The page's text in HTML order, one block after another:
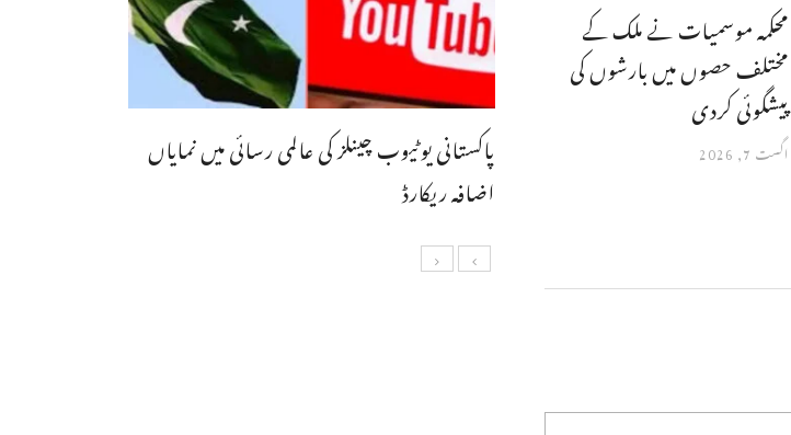
محکمہ موسمیات نے ملک کے
مختلف حصوں میں بارشوں کی
پیشگوئی کردی
اگست 7, 2026
پاکستانی یوٹیوب چینلز کی عالمی رسائی میں نمایاں
اضافہ ریکارڈ